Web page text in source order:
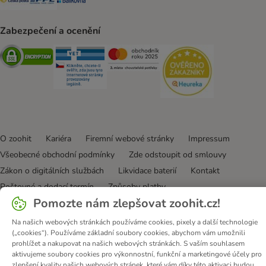
Zabezpečení a ocenění
Security Security Security
O zoohit Kariéra Firemní webové stránky
Impressum
Všeobecné obchodní podmínky
Zde odstoupit od smlouvy
Zákon o digitálních službách
Likvidace baterií
Kontakt
Poštovné a dodací termín
Způsoby platby
Partnerský program
Ochrana osobních údajů
Ochrana osobních údajů
Prohlášení o přístupnosti
© zooplus SE 2026
Pomozte nám zlepšovat zoohit.cz!
Na našich webových stránkách používáme cookies, pixely a další technologie
(„cookies“). Používáme základní soubory cookies, abychom vám umožnili
prohlížet a nakupovat na našich webových stránkách. S vaším souhlasem
aktivujeme soubory cookies pro výkonnostní, funkční a marketingové účely pro